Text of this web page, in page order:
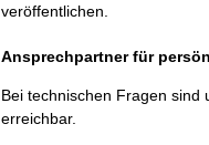
veröffentlichen.
Ansprechpartner für
Bei technischen Fragen sind
erreichbar.